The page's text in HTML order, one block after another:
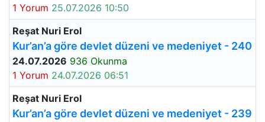
1 Yorum 25.07.2026 10:50
Reşat Nuri Erol
Kur’an’a göre devlet düzeni ve medeniyet - 240
24.07.2026 936 Okunma
1 Yorum 24.07.2026 06:51
Reşat Nuri Erol
Kur’an’a göre devlet düzeni ve medeniyet - 239